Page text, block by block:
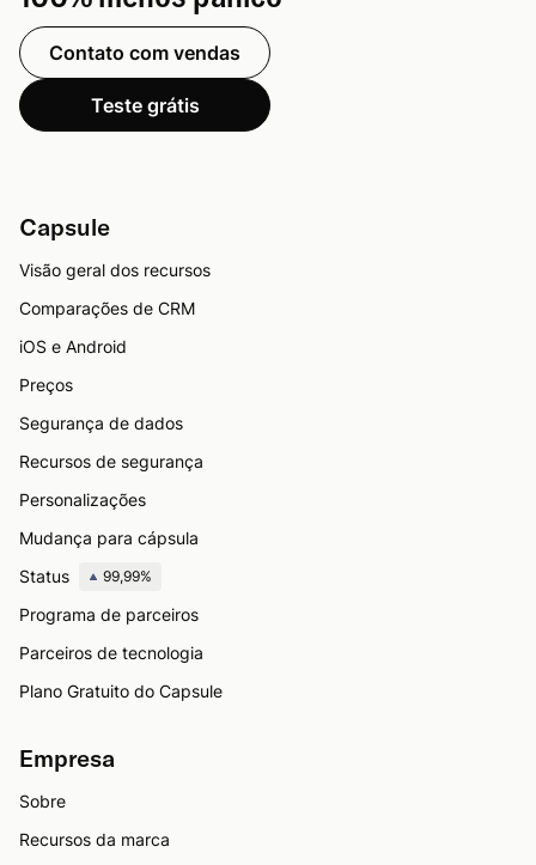
Contato com vendas
Teste grátis
Capsule
Visão geral dos recursos
Comparações de CRM
iOS e Android
Preços
Segurança de dados
Recursos de segurança
Personalizações
Mudança para cápsula
Status
99,99%
Programa de parceiros
Parceiros de tecnologia
Plano Gratuito do Capsule
Empresa
Sobre
Recursos da marca